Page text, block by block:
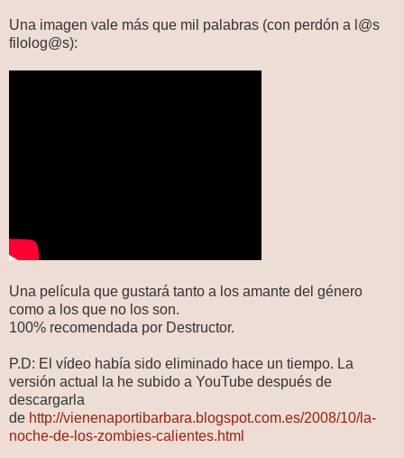
Una imagen vale más que mil palabras (con perdón a l@s
filolog@s):
Una película que gustará tanto a los amante del género
como a los que no los son.
100% recomendada por Destructor.
P.D: El vídeo había sido eliminado hace un tiempo. La
versión actual la he subido a YouTube después de
descargarla
de http://vienenaportibarbara.blogspot.com.es/2008/10/la-
noche-de-los-zombies-calientes.html